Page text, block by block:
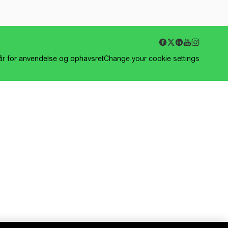
for anvendelse og ophavsretChange your cookie settings